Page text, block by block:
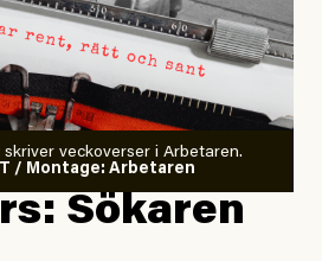
veckoverser i Arbetaren.
/ Montage: Arbetaren
Sökaren